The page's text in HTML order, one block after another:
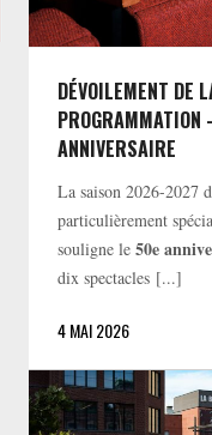
DÉVOILEMENT DE
PROGRAMMATION
ANNIVERSAIRE
La saison 2026-2027
particulièrement
souligne le50e
dix spectacles [...]
4 MAI 2026